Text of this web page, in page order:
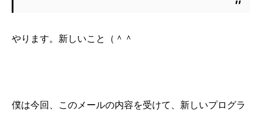
やります。新しいこと（＾＾
僕は今回、このメールの内容を受けて、新しいプログラ